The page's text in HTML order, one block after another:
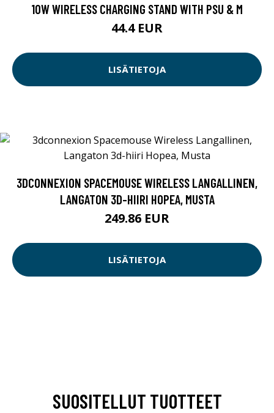
10W WIRELESS CHARGING STAND WITH PSU & M
44.4 EUR
LISÄTIETOJA
3DCONNEXION SPACEMOUSE WIRELESS LANGALLINEN,
LANGATON 3D-HIIRI HOPEA, MUSTA
249.86 EUR
LISÄTIETOJA
SUOSITELLUT TUOTTEET